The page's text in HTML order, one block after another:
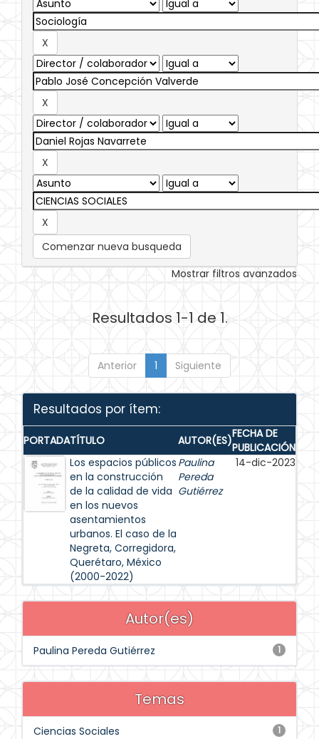
Comenzar nueva busqueda
Mostrar filtros avanzados
Resultados 1-1 de 1.
Anterior 1 Siguiente
Resultados por ítem:
PORTADATÍTULO AUTOR(ES)FECHA DE
PUBLICACIÓN
Los espacios públicos
en la construcción
de la calidad de vida
en los nuevos
asentamientos
urbanos. El caso de la
Negreta, Corregidora,
Querétaro, México
(2000-2022)
Paulina
Pereda
Gutiérrez
14-dic-2023
Autor(es)
1
Paulina Pereda Gutiérrez
Temas
1
Ciencias Sociales